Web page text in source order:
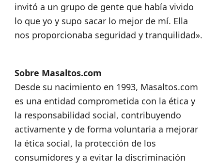
invitó a un grupo de gente que había vivido
lo que yo y supo sacar lo mejor de mí. Ella
nos proporcionaba seguridad y tranquilidad».
Sobre Masaltos.com
Desde su nacimiento en 1993, Masaltos.com
es una entidad comprometida con la ética y
la responsabilidad social, contribuyendo
activamente y de forma voluntaria a mejorar
la ética social, la protección de los
consumidores y a evitar la discriminación